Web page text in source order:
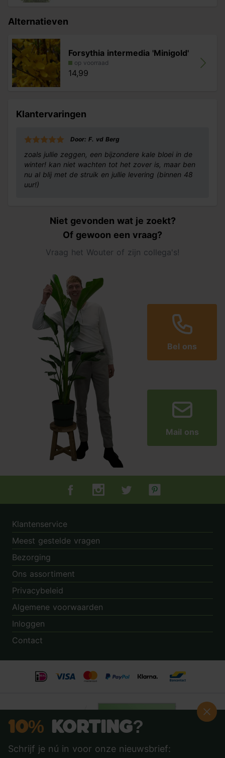
Alternatieven
Forsythia intermedia 'Minigold'
op voorraad
14,99
Klantervaringen
Door: F. vd Berg
zoals jullie zeggen, een bijzondere kale bloei in de
winter! kan niet wachten tot het zover is, maar ben
nu al blij met de struik en jullie levering (binnen 48
uur!)
Niet gevonden wat je zoekt?
Of gewoon een vraag?
Vraag het Wouter of zijn collega's!
Bel ons
Mail ons
Tuincentrum.nl op Facebook
Tuincentrum.nl op Instagram
Tuincentrum.nl op Twitter
Tuincentrum.nl op
Klantenservice
Meest gestelde vragen
Bezorging
Ons assortiment
Privacybeleid
Algemene voorwaarden
Inloggen
Contact
10% Korting?
Schrijf je nú in voor onze nieuwsbrief: